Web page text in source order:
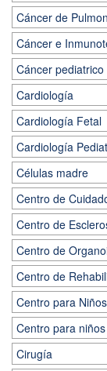
Cáncer de Pulmon
Cáncer e
Cáncer pediatrico
Cardiología
Cardiología Fetal
Cardiología
Células madre
Centro de
Centro de
Centro de
Centro de
Centro para
Centro para
Cirugía